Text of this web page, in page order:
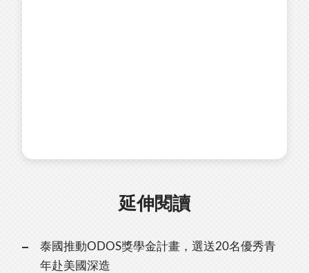
延伸閱讀
泰國推動ODOS獎學金計畫，選送20名優秀青
年赴美國深造